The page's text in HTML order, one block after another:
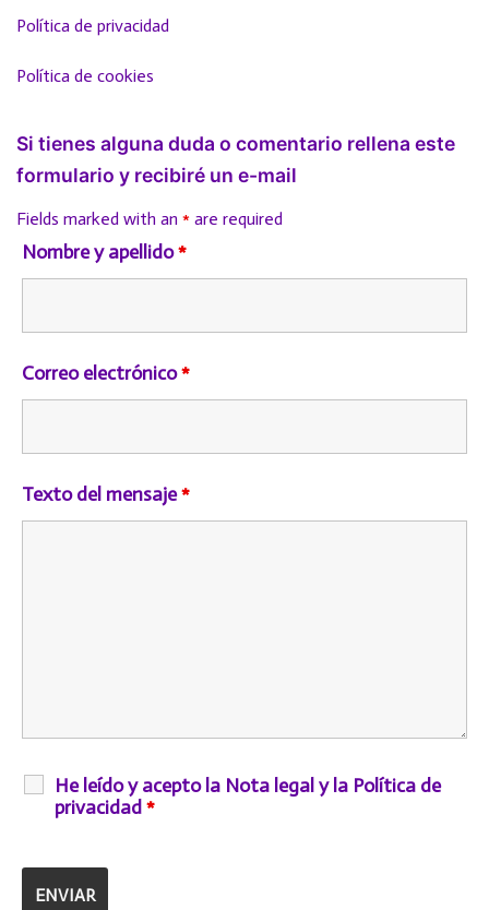
Política de privacidad
Política de cookies
Si tienes alguna duda o comentario rellena este
formulario y recibiré un e-mail
Fields marked with an * are required
Nombre y apellido*
Correo electrónico*
Texto del mensaje*
He leído y acepto la Nota legal y la Política de
privacidad *